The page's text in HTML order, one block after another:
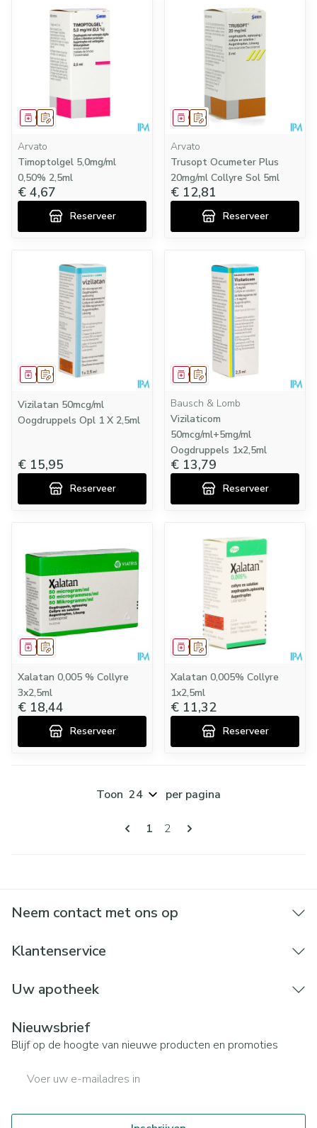
Op voorschrift
Geneesmiddel
Arvato
Timoptolgel 5,0mg/ml
0,50% 2,5ml
€ 4,67
Reserveer
Op voorschrift
Geneesmiddel
Arvato
Trusopt Ocumeter Plus
20mg/ml Collyre Sol 5ml
€ 12,81
Reserveer
Op voorschrift
Geneesmiddel
Vizilatan 50mcg/ml
Oogdruppels Opl 1 X 2,5ml
€ 15,95
Reserveer
Op voorschrift
Geneesmiddel
Bausch & Lomb
Vizilaticom
50mcg/ml+5mg/ml
Oogdruppels 1x2,5ml
€ 13,79
Reserveer
Op voorschrift
Geneesmiddel
Xalatan 0,005 % Collyre
3x2,5ml
€ 18,44
Reserveer
Op voorschrift
Geneesmiddel
Xalatan 0,005% Collyre
1x2,5ml
€ 11,32
Reserveer
Pagina's
U lees momenteel pagina
1 Pagina
2
Toon per pagina
Neem contact met ons op
Klantenservice
Uw apotheek
Nieuwsbrief
Blijf op de hoogte van nieuwe producten en promoties